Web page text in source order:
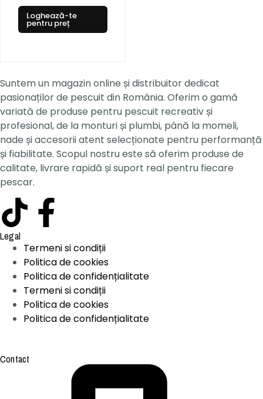
Loghează-te
pentru preț
Suntem un magazin online și distribuitor dedicat
pasionaților de pescuit din România. Oferim o gamă
variată de produse pentru pescuit recreativ și
profesional, de la monturi și plumbi, până la momeli,
nade și accesorii atent selecționate pentru performanță
și fiabilitate. Scopul nostru este să oferim produse de
calitate, livrare rapidă și suport real pentru fiecare
pescar.
Legal
Termeni si condiții
Politica de cookies
Politica de confidențialitate
Termeni si condiții
Politica de cookies
Politica de confidențialitate
Contact